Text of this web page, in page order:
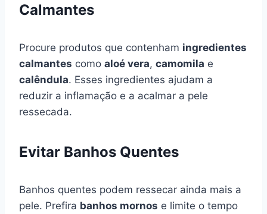
Calmantes
Procure produtos que contenham ingredientes
calmantes como aloé vera, camomila e
calêndula. Esses ingredientes ajudam a
reduzir a inflamação e a acalmar a pele
ressecada.
Evitar Banhos Quentes
Banhos quentes podem ressecar ainda mais a
pele. Prefira banhos mornos e limite o tempo